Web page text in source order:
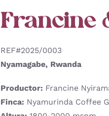
Francine
REF#2025/0003
Nyamagabe, Rwanda
Productor: Francine
Finca: Nyamurinda Coffee